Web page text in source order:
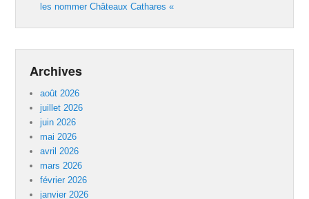
les nommer Châteaux Cathares «
Archives
août 2026
juillet 2026
juin 2026
mai 2026
avril 2026
mars 2026
février 2026
janvier 2026